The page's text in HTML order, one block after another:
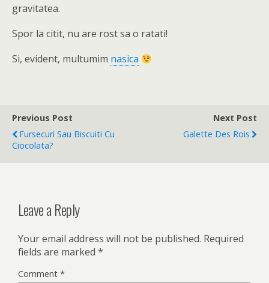
gravitatea.
Spor la citit, nu are rost sa o ratati!
Si, evident, multumim nasica
Previous Post
Fursecuri Sau Biscuiti Cu
Ciocolata?
Next Post
Galette Des Rois
Leave a Reply
Your email address will not be published. Required
fields are marked *
Comment *